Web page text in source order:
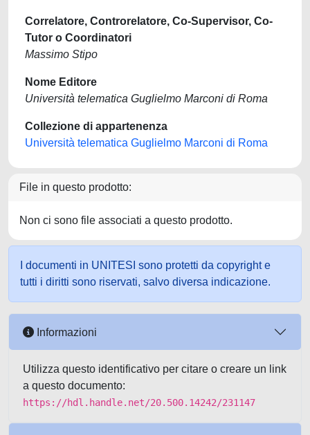
Correlatore, Controrelatore, Co-Supervisor, Co-
Tutor o Coordinatori
Massimo Stipo
Nome Editore
Università telematica Guglielmo Marconi di Roma
Collezione di appartenenza
Università telematica Guglielmo Marconi di Roma
File in questo prodotto:
Non ci sono file associati a questo prodotto.
I documenti in UNITESI sono protetti da copyright e
tutti i diritti sono riservati, salvo diversa indicazione.
Informazioni
Utilizza questo identificativo per citare o creare un link
a questo documento:
https://hdl.handle.net/20.500.14242/231147